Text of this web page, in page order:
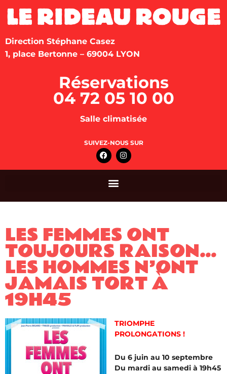
Direction Stéphane Casez
1, place Bertonne – 69004 LYON
Réservations
04 72 05 10 00
Salle climatisée
SUIVEZ-NOUS SUR
LES FEMMES ONT
TOUJOURS RAISON…
LES HOMMES N’ONT
JAMAIS TORT À
19H45
TRIOMPHE
PROLONGATIONS !
Du 6 juin au 10 septembre
Du mardi au samedi à 19h45